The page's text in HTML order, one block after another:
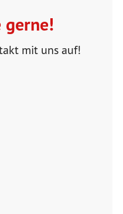
gerne!
mit uns auf!